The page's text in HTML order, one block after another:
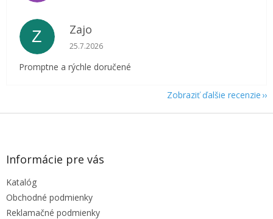
Z Zajo
Hodnotenie obchodu je 5 z 5 hviezdičiek.
25.7.2026
Promptne a rýchle doručené
Zobraziť ďalšie recenzie
Z
Informácie pre vás
Katalóg
Obchodné podmienky
Reklamačné podmienky